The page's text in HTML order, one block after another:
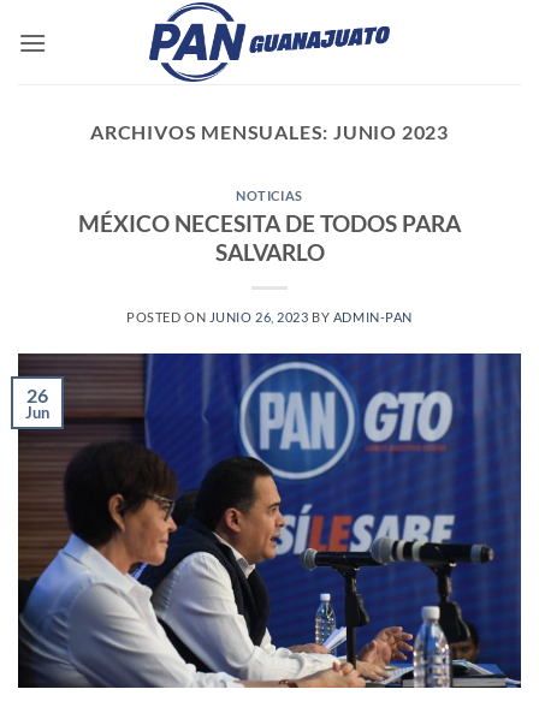
ARCHIVOS MENSUALES: JUNIO 2023
NOTICIAS
MÉXICO NECESITA DE TODOS PARA
SALVARLO
POSTED ON JUNIO 26, 2023 BY ADMIN-PAN
26
Jun